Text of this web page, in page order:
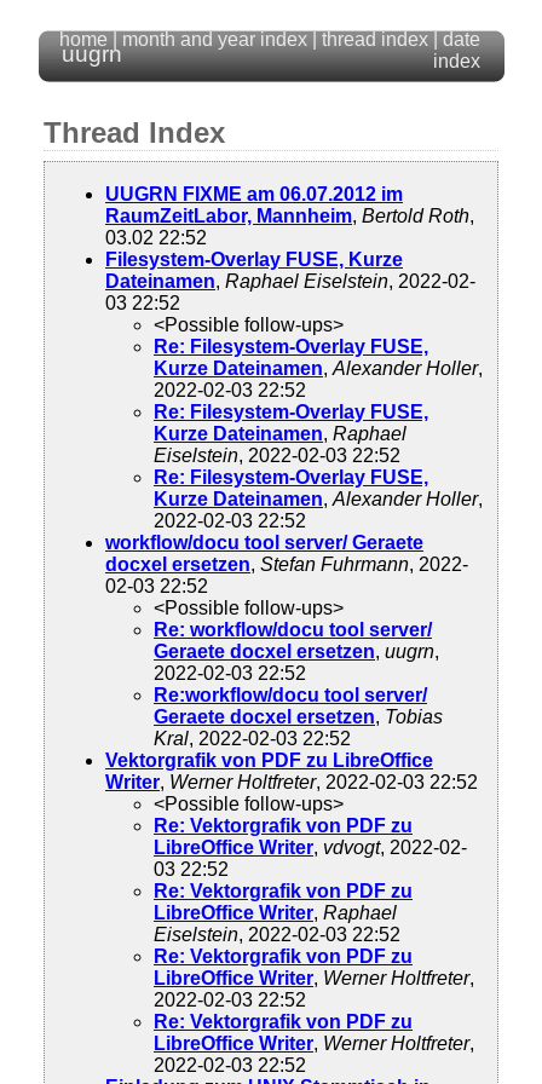
uugrn
home month and year index thread index
date
index
Thread Index
UUGRN FIXME am 06.07.2012 im
RaumZeitLabor, Mannheim, Bertold Roth,
03.02 22:52
Filesystem-Overlay FUSE, Kurze
Dateinamen, Raphael Eiselstein, 2022-02-
03 22:52
<Possible follow-ups>
Re: Filesystem-Overlay FUSE,
Kurze Dateinamen, Alexander Holler,
2022-02-03 22:52
Re: Filesystem-Overlay FUSE,
Kurze Dateinamen, Raphael
Eiselstein, 2022-02-03 22:52
Re: Filesystem-Overlay FUSE,
Kurze Dateinamen, Alexander Holler,
2022-02-03 22:52
workflow/docu tool server/ Geraete
docxel ersetzen, Stefan Fuhrmann, 2022-
02-03 22:52
<Possible follow-ups>
Re: workflow/docu tool server/
Geraete docxel ersetzen, uugrn,
2022-02-03 22:52
Re:workflow/docu tool server/
Geraete docxel ersetzen, Tobias
Kral, 2022-02-03 22:52
Vektorgrafik von PDF zu LibreOffice
Writer, Werner Holtfreter, 2022-02-03 22:52
<Possible follow-ups>
Re: Vektorgrafik von PDF zu
LibreOffice Writer, vdvogt, 2022-02-
03 22:52
Re: Vektorgrafik von PDF zu
LibreOffice Writer, Raphael
Eiselstein, 2022-02-03 22:52
Re: Vektorgrafik von PDF zu
LibreOffice Writer, Werner Holtfreter,
2022-02-03 22:52
Re: Vektorgrafik von PDF zu
LibreOffice Writer, Werner Holtfreter,
2022-02-03 22:52